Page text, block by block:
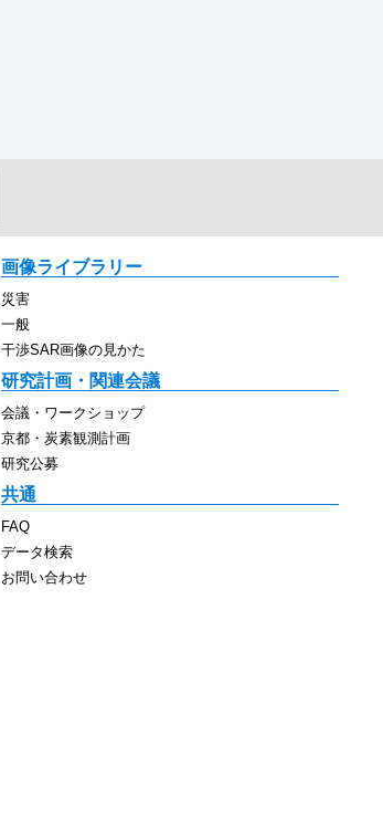
画像ライブラリー
災害
一般
干渉SAR画像の見かた
研究計画・関連会議
会議・ワークショップ
京都・炭素観測計画
研究公募
共通
FAQ
データ検索
お問い合わせ